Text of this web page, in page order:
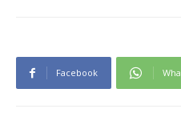
Facebook